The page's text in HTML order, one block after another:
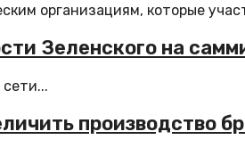
организациям, которые
Зеленского на
производство